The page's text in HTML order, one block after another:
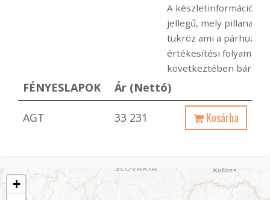
A készletinformáció
jellegű, mely
tükröz ami a
értékesítési folyamatok
következtében
FÉNYESLAPOK Ár (Nettó)
AGT 33 231 Kosárba
+